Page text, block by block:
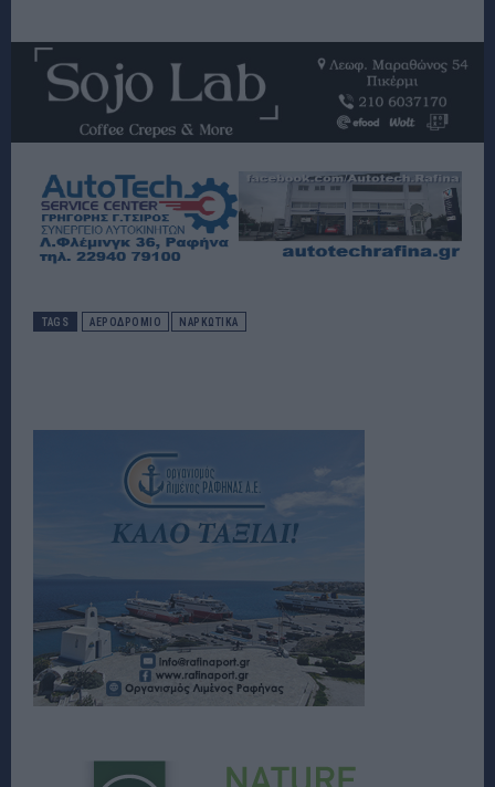
TAGS ΑΕΡΟΔΡΟΜΙΟ ΝΑΡΚΩΤΙΚΆ